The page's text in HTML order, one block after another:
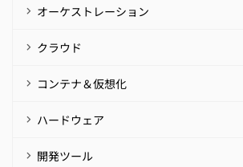
オーケストレーション
クラウド
コンテナ＆仮想化
ハードウェア
開発ツール